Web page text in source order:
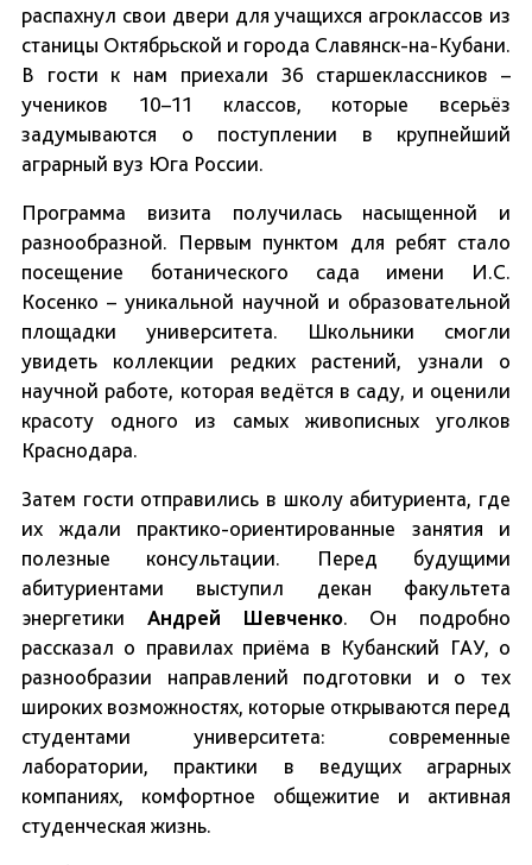
распахнул свои двери для учащихся агроклассов из
станицы Октябрьской и города Славянск-на-Кубани.
В гости к нам приехали 36 старшеклассников –
учеников 10–11 классов, которые всерьёз
задумываются о поступлении в крупнейший
аграрный вуз Юга России.
Программа визита получилась насыщенной и
разнообразной. Первым пунктом для ребят стало
посещение ботанического сада имени И.С.
Косенко – уникальной научной и образовательной
площадки университета. Школьники смогли
увидеть коллекции редких растений, узнали о
научной работе, которая ведётся в саду, и оценили
красоту одного из самых живописных уголков
Краснодара.
Затем гости отправились в школу абитуриента, где
их ждали практико-ориентированные занятия и
полезные консультации. Перед будущими
абитуриентами выступил декан факультета
энергетики Андрей Шевченко. Он подробно
рассказал о правилах приёма в Кубанский ГАУ, о
разнообразии направлений подготовки и о тех
широких возможностях, которые открываются перед
студентами университета: современные
лаборатории, практики в ведущих аграрных
компаниях, комфортное общежитие и активная
студенческая жизнь.